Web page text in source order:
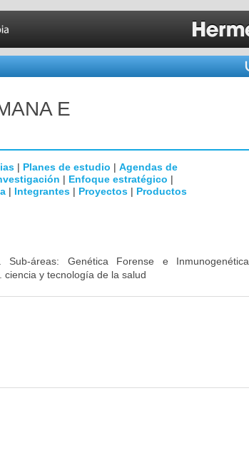
E
| Planes de estudio | Agendas de
| Enfoque estratégico |
| Integrantes | Proyectos | Productos
Sub-áreas: Genética Forense e Inmunogenética
ciencia y tecnología de la salud